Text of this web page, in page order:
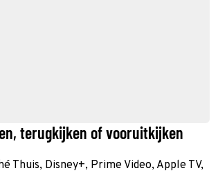
terugkijken of vooruitkijken
Thuis, Disney+, Prime Video, Apple TV,